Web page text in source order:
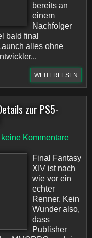
bereits an
einem
Nachfolger
bald final
alles ohne
WEITERLESEN
zur PS5-
keine Kommentare
Final Fantasy
XIV ist nach
wie vor ein
echter
Renner. Kein
Wunder also,
dass
Publisher